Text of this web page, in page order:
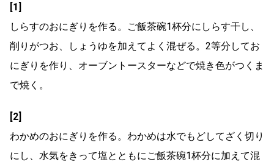
[1]
しらすのおにぎりを作る。ご飯茶碗1杯分にしらす干し、
削りがつお、しょうゆを加えてよく混ぜる。2等分してお
にぎりを作り、オーブントースターなどで焼き色がつくま
で焼く。
[2]
わかめのおにぎりを作る。わかめは水でもどしてざく切り
にし、水気をきって塩とともにご飯茶碗1杯分に加えて混